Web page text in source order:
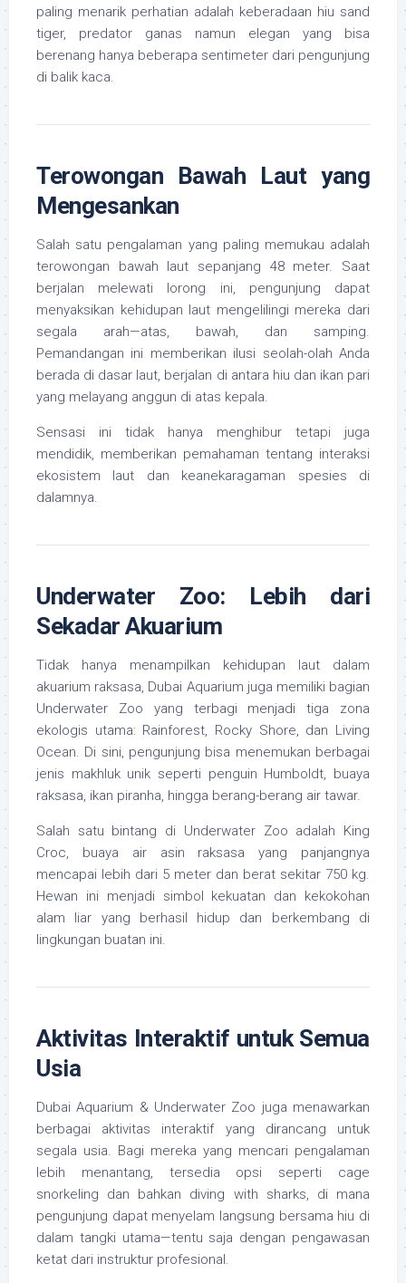
paling menarik perhatian adalah keberadaan hiu sand
tiger, predator ganas namun elegan yang bisa
berenang hanya beberapa sentimeter dari pengunjung
di balik kaca.
Terowongan Bawah Laut yang
Mengesankan
Salah satu pengalaman yang paling memukau adalah
terowongan bawah laut sepanjang 48 meter. Saat
berjalan melewati lorong ini, pengunjung dapat
menyaksikan kehidupan laut mengelilingi mereka dari
segala arah—atas, bawah, dan samping.
Pemandangan ini memberikan ilusi seolah-olah Anda
berada di dasar laut, berjalan di antara hiu dan ikan pari
yang melayang anggun di atas kepala.
Sensasi ini tidak hanya menghibur tetapi juga
mendidik, memberikan pemahaman tentang interaksi
ekosistem laut dan keanekaragaman spesies di
dalamnya.
Underwater Zoo: Lebih dari
Sekadar Akuarium
Tidak hanya menampilkan kehidupan laut dalam
akuarium raksasa, Dubai Aquarium juga memiliki bagian
Underwater Zoo yang terbagi menjadi tiga zona
ekologis utama: Rainforest, Rocky Shore, dan Living
Ocean. Di sini, pengunjung bisa menemukan berbagai
jenis makhluk unik seperti penguin Humboldt, buaya
raksasa, ikan piranha, hingga berang-berang air tawar.
Salah satu bintang di Underwater Zoo adalah King
Croc, buaya air asin raksasa yang panjangnya
mencapai lebih dari 5 meter dan berat sekitar 750 kg.
Hewan ini menjadi simbol kekuatan dan kekokohan
alam liar yang berhasil hidup dan berkembang di
lingkungan buatan ini.
Aktivitas Interaktif untuk Semua
Usia
Dubai Aquarium & Underwater Zoo juga menawarkan
berbagai aktivitas interaktif yang dirancang untuk
segala usia. Bagi mereka yang mencari pengalaman
lebih menantang, tersedia opsi seperti cage
snorkeling dan bahkan diving with sharks, di mana
pengunjung dapat menyelam langsung bersama hiu di
dalam tangki utama—tentu saja dengan pengawasan
ketat dari instruktur profesional.